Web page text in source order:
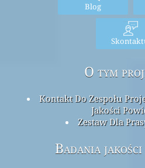
Blog
O tym
Kontakt Do Zespołu
Jakości
Zestaw Dla
Badania